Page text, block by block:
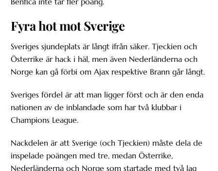
Fyra hot mot Sverige
Sveriges sjundeplats är långt ifrån säker. Tjeckien och
Österrike är hack i häl, men även Nederländerna och
Norge kan gå förbi om Ajax respektive Brann går långt.
Sveriges fördel är att man ligger först och är den enda
nationen av de inblandade som har två klubbar i
Champions League.
Nackdelen är att Sverige (och Tjeckien) måste dela de
inspelade poängen med tre, medan Österrike,
Nederländerna och Norge som startade med två lag